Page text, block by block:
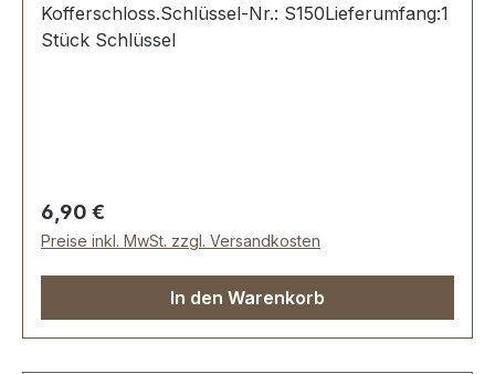
Kofferschloss.Schlüssel-Nr.: S150Lieferumfang:1
Stück Schlüssel
Regulärer Preis:
6,90 €
Preise inkl. MwSt. zzgl. Versandkosten
In den Warenkorb